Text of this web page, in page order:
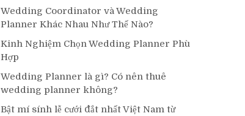
Wedding Coordinator và Wedding
Planner Khác Nhau Như Thế Nào?
Kinh Nghiệm Chọn Wedding Planner Phù
Hợp
Wedding Planner là gì? Có nên thuê
wedding planner không?
Bật mí sính lễ cưới đắt nhất Việt Nam từ